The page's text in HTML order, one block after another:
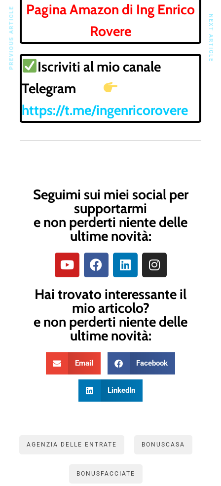
Pagina Amazon di Ing Enrico
Rovere
Iscriviti al mio canale
Telegram
https://t.me/ingenricorovere
Seguimi sui miei social per
supportarmi
e non perderti niente delle
ultime novità:
Hai trovato interessante il
mio articolo?
e non perderti niente delle
ultime novità:
Email Facebook
LinkedIn
AGENZIA DELLE ENTRATE BONUSCASA
BONUSFACCIATE
PREVIOUS ARTICLE NEXT ARTICLE